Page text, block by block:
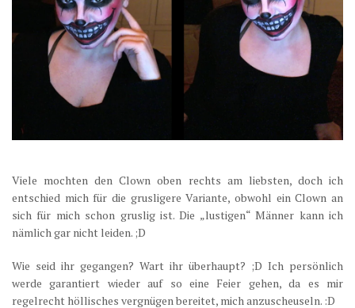
Viele mochten den Clown oben rechts am liebsten, doch ich
entschied mich für die grusligere Variante, obwohl ein Clown an
sich für mich schon gruslig ist. Die „lustigen“ Männer kann ich
nämlich gar nicht leiden. ;D
Wie seid ihr gegangen? Wart ihr überhaupt? ;D Ich persönlich
werde garantiert wieder auf so eine Feier gehen, da es mir
regelrecht höllisches vergnügen bereitet, mich anzuscheuseln. :D